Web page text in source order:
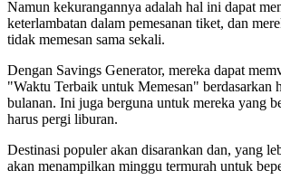
Namun kekurangannya adalah hal ini dapat
keterlambatan dalam pemesanan tiket, dan
tidak memesan sama sekali.
Dengan Savings Generator, mereka dapat
"Waktu Terbaik untuk Memesan" berdasarkan
bulanan. Ini juga berguna untuk mereka yang
harus pergi liburan.
Destinasi populer akan disarankan dan, yang
akan menampilkan minggu termurah untuk